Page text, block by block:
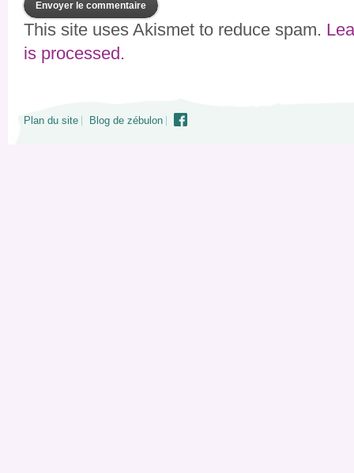
This site uses Akismet to reduce spam.
is processed.
Plan du site Blog de zébulon